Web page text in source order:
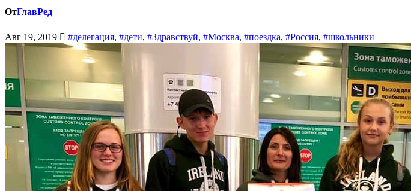
ОтГлавРед
Авг 19, 2019 #делегация, #дети, #Здравствуй, #Москва, #поездка, #Россия, #школьники